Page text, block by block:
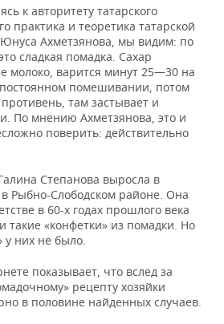
к авторитету татарского
практика и теоретика татарской
Ахметзянова, мы видим: по
сладкая помадка. Сахар
молоко, варится минут 25—30 на
помешивании, потом
там застывает и
По мнению Ахметзянова, это и
поверить: действительно
Степанова выросла в
Рыбно-Слободском районе. Она
в 60-х годах прошлого века
такие «конфетки» из помадки. Но
у них не было.
показывает, что вслед за
рецепту хозяйки
в половине найденных случаев.